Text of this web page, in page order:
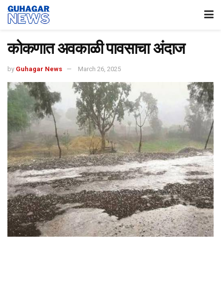
कोकणात अवकाळी पावसाचा अंदाज
by Guhagar News March 26, 2025